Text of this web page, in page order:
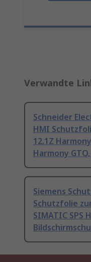
Verwandte
Schneider
HMI
12.1Z
Harmony
Siemens
Schutzfolie
SIMATIC SPS